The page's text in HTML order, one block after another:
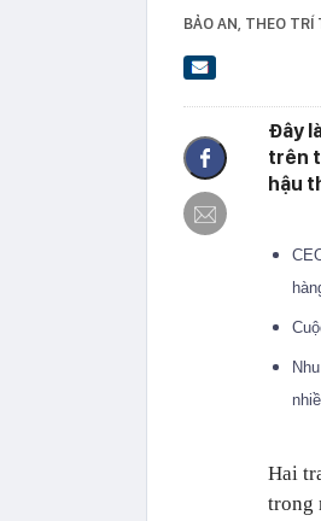
BẢO AN , THEO
Đây
trên
hậu
Hai
trong